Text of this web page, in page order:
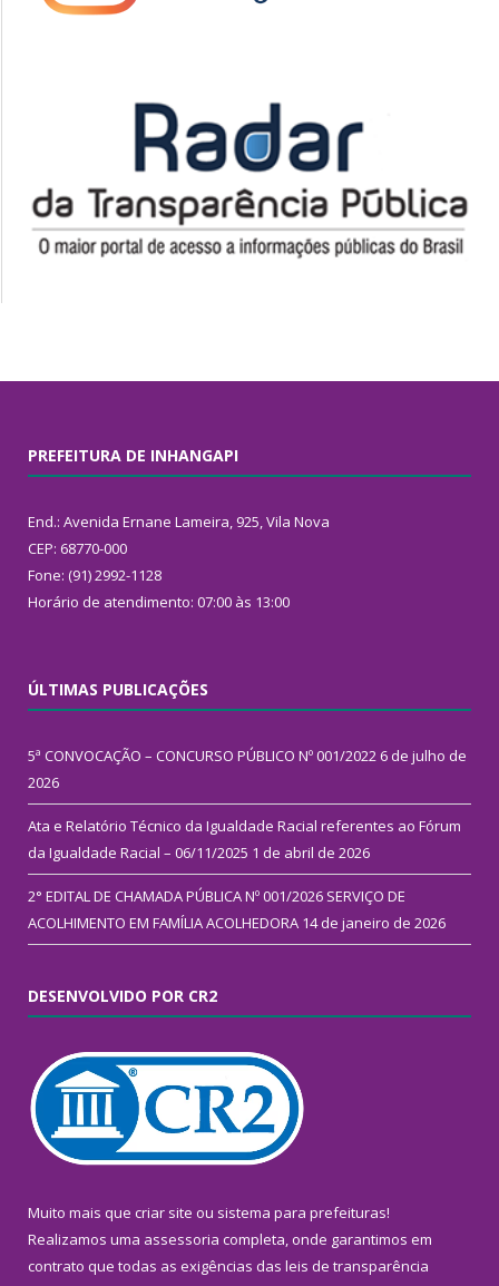
PREFEITURA DE INHANGAPI
End.: Avenida Ernane Lameira, 925, Vila Nova
CEP: 68770-000
Fone: (91) 2992-1128
Horário de atendimento: 07:00 às 13:00
ÚLTIMAS PUBLICAÇÕES
5ª CONVOCAÇÃO – CONCURSO PÚBLICO Nº 001/2022 6 de julho de
2026
Ata e Relatório Técnico da Igualdade Racial referentes ao Fórum
da Igualdade Racial – 06/11/2025 1 de abril de 2026
2° EDITAL DE CHAMADA PÚBLICA Nº 001/2026 SERVIÇO DE
ACOLHIMENTO EM FAMÍLIA ACOLHEDORA 14 de janeiro de 2026
DESENVOLVIDO POR CR2
Muito mais que criar site ou sistema para prefeituras!
Realizamos uma assessoria completa, onde garantimos em
contrato que todas as exigências das leis de transparência